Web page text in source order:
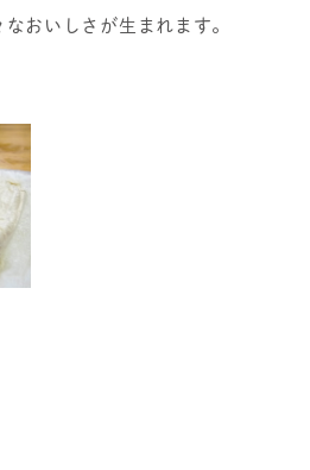
おいしさが生まれます。